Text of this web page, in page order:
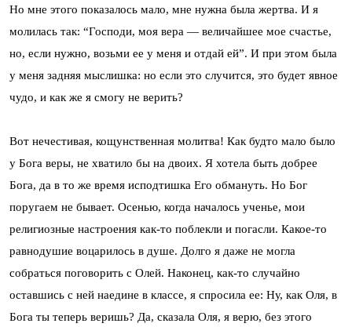
Ho мне этого показалось мало, мне нужна была жертва. И я
моли­лась так: “Господи, моя вера — величайшее мое счастье,
но, если нужно, возьми ее у меня и отдай ей”. И при этом была
у меня задняя мыслишка: но если это случится, это будет явное
чудо, и как же я смогу не верить?
Вот нечестивая, кощунственная молитва! Как будто мало было
у Бога веры, не хватило бы на двоих. Я хотела быть добрее
Бога, да в то же время исподтишка Его обмануть. Но Бог
поругаем не бывает. Осенью, когда началось ученье, мои
религиозные настроения как-то поблекли и погасли. Какое-то
равнодушие воцарилось в душе. Долго я даже не могла
собраться поговорить с Олей. Наконец, как-то случайно
оставшись с ней наедине в классе, я спросила ее: Ну, как Оля, в
Бога ты теперь веришь? Да, сказала Оля, я верю, без этого